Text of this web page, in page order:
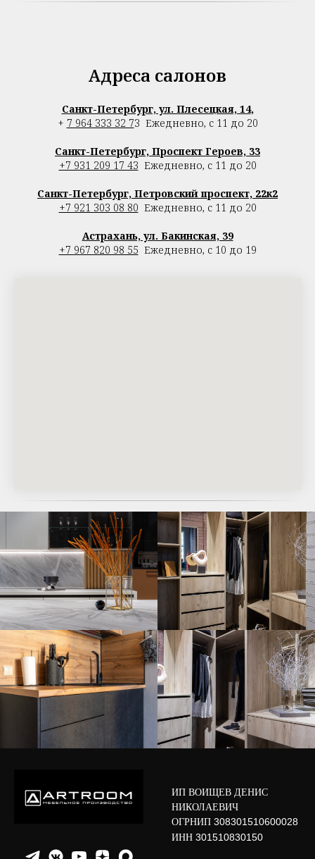
Адреса салонов
Санкт-Петербург, ул. Плесецкая, 14,
+ 7 964 333 32 73 Ежедневно, с 11 до 20
Санкт-Петербург, Проспект Героев, 33
+7 931 209 17 43 Ежедневно, с 11 до 20
Санкт-Петербург, Петровский проспект, 22к2
+7 921 303 08 80 Ежедневно, с 11 до 20
Астрахань, ул. Бакинская, 39
+7 967 820 98 55 Ежедневно, с 10 до 19
ИП ВОИЩЕВ ДЕНИС
НИКОЛАЕВИЧ
ОГРНИП 308301510600028
ИНН 301510830150